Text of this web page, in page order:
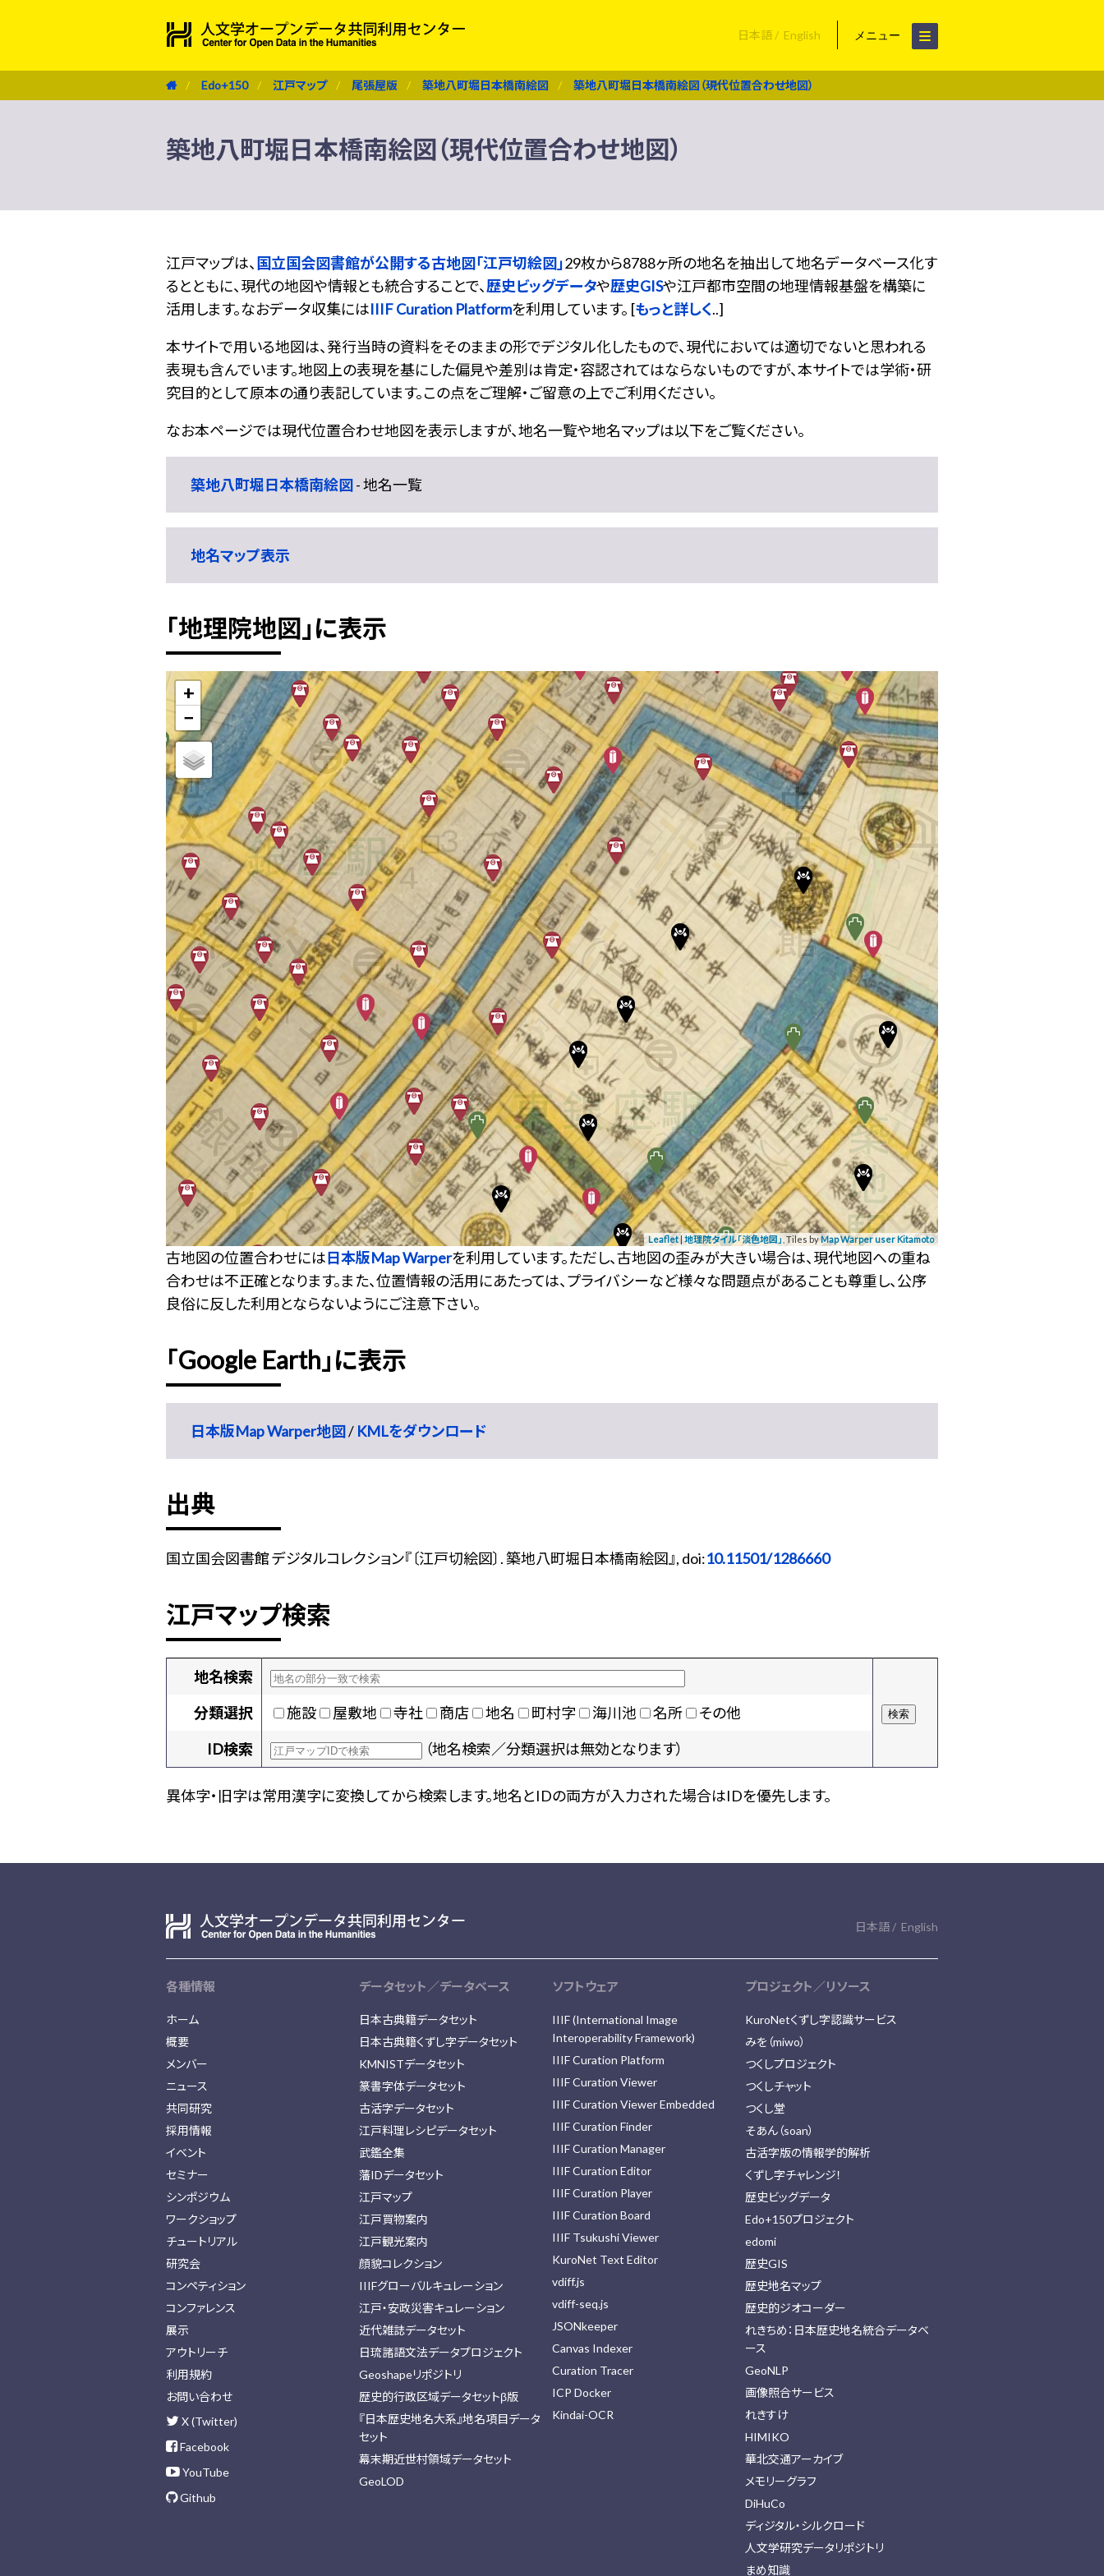
日本語 English メニュー
Edo+150 江戸マップ 尾張屋版 築地八町堀日本橋南絵図 築地八町堀日本橋南絵図（現代位置合わせ地図）
築地八町堀日本橋南絵図（現代位置合わせ地図）
江戸マップは、 国立国会図書館が公開する古地図「江戸切絵図」29枚から8788ヶ所の地名を抽出して地名データベース化す
るとともに、現代の地図や情報とも統合することで、歴史ビッグデータや歴史GISや江戸都市空間の地理情報基盤を構築に
活用します。なおデータ収集にはIIIF Curation Platformを利用しています。 [もっと詳しく..]
本サイトで用いる地図は、発行当時の資料をそのままの形でデジタル化したもので、現代においては適切でないと思われる
表現も含んでいます。地図上の表現を基にした偏見や差別は肯定・容認されてはならないものですが、本サイトでは学術・研
究目的として原本の通り表記しています。この点をご理解・ご留意の上でご利用ください。
なお本ページでは現代位置合わせ地図を表示しますが、地名一覧や地名マップは以下をご覧ください。
築地八町堀日本橋南絵図- 地名一覧
地名マップ表示
「地理院地図」に表示
+
−
Leaflet| 地理院タイル「淡色地図」 , Tiles byMap Warper user Kitamoto
古地図の位置合わせには日本版Map Warperを利用しています。ただし、古地図の歪みが大きい場合は、現代地図への重ね
合わせは不正確となります。また、位置情報の活用にあたっては、プライバシーなど様々な問題点があることも尊重し、公序
良俗に反した利用とならないようにご注意下さい。
「Google Earth」に表示
日本版Map Warper地図/ KMLをダウンロード
出典
国立国会図書館 デジタルコレクション『〔江戸切絵図〕. 築地八町堀日本橋南絵図』, doi:10.11501/1286660
江戸マップ検索
地名検索
分類選択
施設 屋敷地 寺社 商店 地名 町村字 海川池 名所
その他
ID検索
（地名検索／分類選択は無効となります）
異体字・旧字は常用漢字に変換してから検索します。地名とIDの両方が入力された場合はIDを優先します。
日本語 English
各種情報
ホーム
概要
メンバー
ニュース
共同研究
採用情報
イベント
セミナー
シンポジウム
ワークショップ
チュートリアル
研究会
コンペティション
コンファレンス
展示
アウトリーチ
利用規約
お問い合わせ
X (Twitter)
Facebook
YouTube
Github
データセット／データベース
日本古典籍データセット
日本古典籍くずし字データセット
KMNISTデータセット
篆書字体データセット
古活字データセット
江戸料理レシピデータセット
武鑑全集
藩IDデータセット
江戸マップ
江戸買物案内
江戸観光案内
顔貌コレクション
IIIFグローバルキュレーション
江戸・安政災害キュレーション
近代雑誌データセット
日琉諸語文法データプロジェクト
Geoshapeリポジトリ
歴史的行政区域データセットβ版
『日本歴史地名大系』地名項目データ
セット
幕末期近世村領域データセット
GeoLOD
ソフトウェア
IIIF (International Image
Interoperability Framework)
IIIF Curation Platform
IIIF Curation Viewer
IIIF Curation Viewer Embedded
IIIF Curation Finder
IIIF Curation Manager
IIIF Curation Editor
IIIF Curation Player
IIIF Curation Board
IIIF Tsukushi Viewer
KuroNet Text Editor
vdiff.js
vdiff-seq.js
JSONkeeper
Canvas Indexer
Curation Tracer
ICP Docker
Kindai-OCR
プロジェクト／リソース
KuroNetくずし字認識サービス
みを（miwo）
つくしプロジェクト
つくしチャット
つくし堂
そあん（soan）
古活字版の情報学的解析
くずし字チャレンジ！
歴史ビッグデータ
Edo+150プロジェクト
edomi
歴史GIS
歴史地名マップ
歴史的ジオコーダー
れきちめ：日本歴史地名統合データベ
ース
GeoNLP
画像照合サービス
れきすけ
HIMIKO
華北交通アーカイブ
メモリーグラフ
DiHuCo
ディジタル・シルクロード
人文学研究データリポジトリ
まめ知識